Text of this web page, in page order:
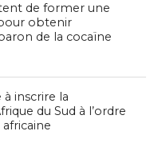
de former une
obtenir
de la cocaïne
inscrire la
du Sud à l’ordre
africaine